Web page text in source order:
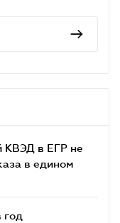
КВЭД в ЕГР не
в едином
год